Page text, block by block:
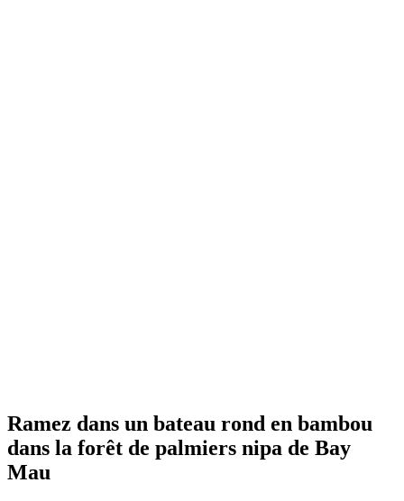
Ramez dans un bateau rond en bambou
dans la forêt de palmiers nipa de Bay
Mau